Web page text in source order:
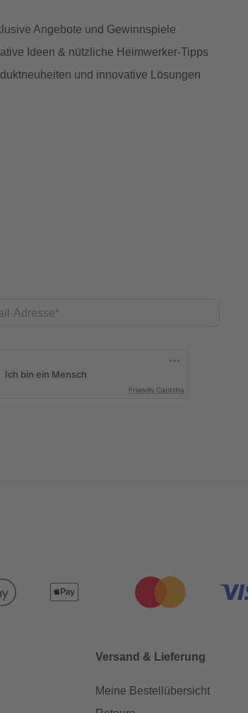
Angebote und Gewinnspiele
Ideen & nützliche Heimwerker-Tipps
und innovative Lösungen
Adresse
Friendly Captcha
Versand & Lieferung
Meine Bestellübersicht